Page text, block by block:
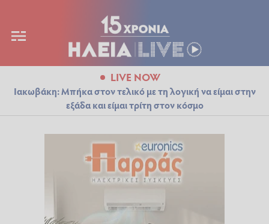
LIVE NOW
Ιακωβάκη: Μπήκα στον τελικό με τη λογική να είμαι στην
εξάδα και είμαι τρίτη στον κόσμο